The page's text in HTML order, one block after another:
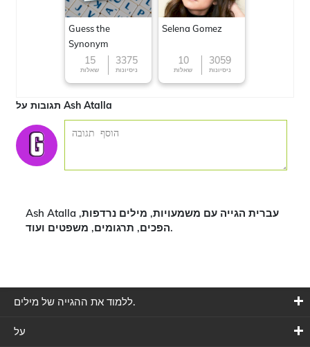
Guess the
Synonym
15
שאלות
3375
ניסיונות
Selena Gomez
10
שאלות
3059
ניסיונות
תגובות על Ash Atalla
Ash Atalla עברית הגייה עם משמעויות, מילים נרדפות,
הפכים, תרגומים, משפטים ועוד.
ללמוד את ההגייה של מילים.
על